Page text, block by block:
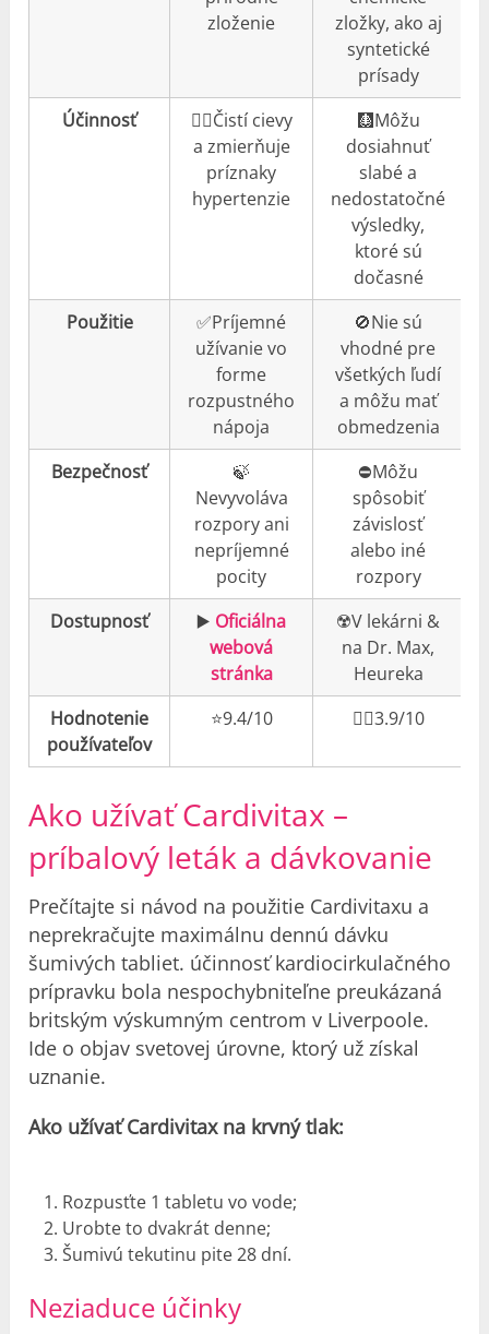
zloženie
zložky, ako aj
syntetické
prísady
Účinnosť
👍🏼Čistí cievy
a zmierňuje
príznaky
hypertenzie
🩻Môžu
dosiahnuť
slabé a
nedostatočné
výsledky,
ktoré sú
dočasné
Použitie
✅Príjemné
užívanie vo
forme
rozpustného
nápoja
🚫Nie sú
vhodné pre
všetkých ľudí
a môžu mať
obmedzenia
Bezpečnosť
🍃
Nevyvoláva
rozpory ani
nepríjemné
pocity
⛔️Môžu
spôsobiť
závislosť
alebo iné
rozpory
Dostupnosť
▶️ Oficiálna
webová
stránka
☢️V lekárni &
na Dr. Max,
Heureka
Hodnotenie
používateľov
⭐️9.4/10 👎🏼3.9/10
Ako užívať Cardivitax –
príbalový leták a dávkovanie
Prečítajte si návod na použitie Cardivitaxu a
neprekračujte maximálnu dennú dávku
šumivých tabliet. účinnosť kardiocirkulačného
prípravku bola nespochybniteľne preukázaná
britským výskumným centrom v Liverpoole.
Ide o objav svetovej úrovne, ktorý už získal
uznanie.
Ako užívať Cardivitax na krvný tlak:
Rozpusťte 1 tabletu vo vode;
Urobte to dvakrát denne;
Šumivú tekutinu pite 28 dní.
Neziaduce účinky